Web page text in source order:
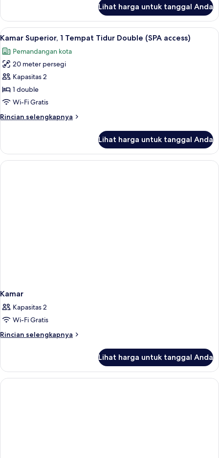
Kamar
Standar
Lihat harga untuk tanggal Anda
Lihat
semua
foto
untuk
Kamar
Superior,
1
Tidur
access)
35
Kamar Superior, 1 Tempat Tidur Double (SPA access)
Pemandangan kota
20 meter persegi
Kapasitas 2
1 double
Wi-Fi Gratis
Rincian selengkapnya
Rincian
Kamar
Superior,
1
Lihat harga untuk tanggal Anda
Kamar
Kapasitas 2
Wi-Fi Gratis
Rincian selengkapnya
Rincian
Kamar
Lihat harga untuk tanggal Anda